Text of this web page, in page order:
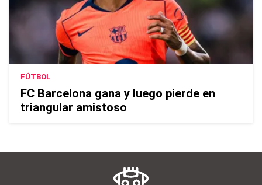
FÚTBOL
FC Barcelona gana y luego pierde en
triangular amistoso